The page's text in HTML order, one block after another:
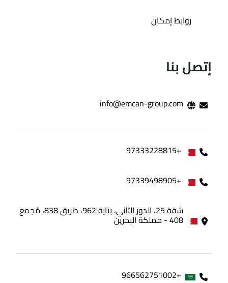
روابط إمكان
إتصل بنا
info@emcan-group.com
+97333228815
+97339498905
شقة 25، الدور الثاني، بناية 962، طريق 838، مُجمع
408 - مملكة البحرين
+966562751002